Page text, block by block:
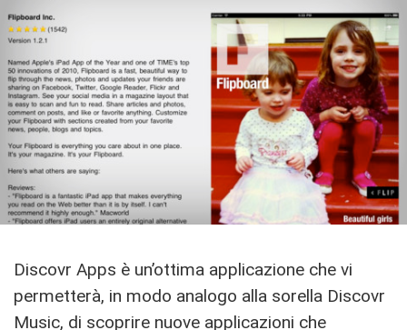
Discovr Apps è un’ottima applicazione che vi
permetterà, in modo analogo alla sorella Discovr
Music, di scoprire nuove applicazioni che